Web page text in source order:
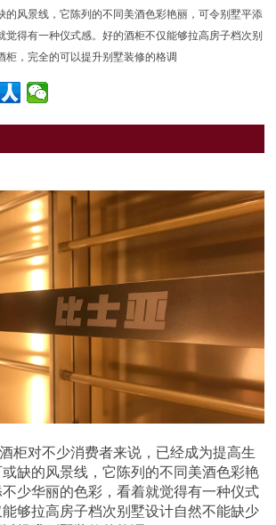
的风景线，它陈列的不同美酒色彩艳丽，可令别墅平添
觉得有一种仪式感。好的酒柜不仅能够拉高房子档次别
柜，完全的可以提升别墅装修的格调
柜对不少消费者来说，已经成为提高生
缺的风景线，它陈列的不同美酒色彩艳
少华丽的色彩，看着就觉得有一种仪式
够拉高房子档次别墅设计自然不能缺少